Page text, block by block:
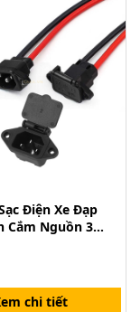
Điện Xe Đạp
Cắm Nguồn 3
chi tiết